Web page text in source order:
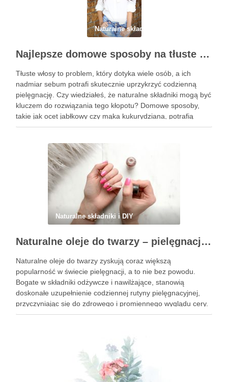
Naturalne składniki i DIY
Najlepsze domowe sposoby na tłuste włosy – naturalne rozwiązania
Tłuste włosy to problem, który dotyka wiele osób, a ich
nadmiar sebum potrafi skutecznie uprzykrzyć codzienną
pielęgnację. Czy wiedziałeś, że naturalne składniki mogą być
kluczem do rozwiązania tego kłopotu? Domowe sposoby,
takie jak ocet jabłkowy czy mąka kukurydziana, potrafią
zdziałać cuda, przywracając włosom świeżość i lekkość.
Naturalne składniki i DIY
Naturalne oleje do twarzy – pielęgnacja i ich właściwości
Naturalne oleje do twarzy zyskują coraz większą
popularność w świecie pielęgnacji, a to nie bez powodu.
Bogate w składniki odżywcze i nawilżające, stanowią
doskonałe uzupełnienie codziennej rutyny pielęgnacyjnej,
przyczyniając się do zdrowego i promiennego wyglądu cery.
Każdy typ skóry ma swoje potrzeby, a odpowiednio dobrane